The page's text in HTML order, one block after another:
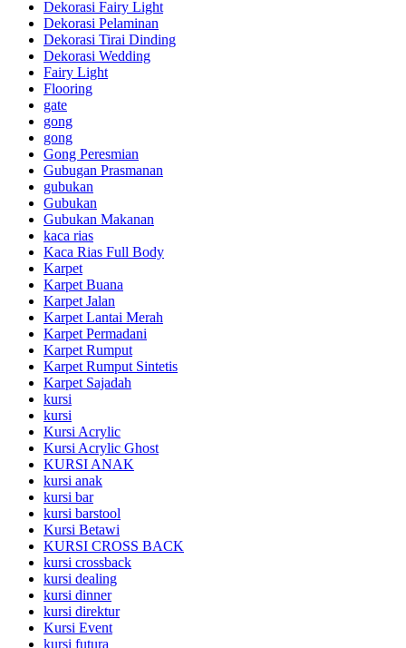
Dekorasi Fairy Light
Dekorasi Pelaminan
Dekorasi Tirai Dinding
Dekorasi Wedding
Fairy Light
Flooring
gate
gong
gong
Gong Peresmian
Gubugan Prasmanan
gubukan
Gubukan
Gubukan Makanan
kaca rias
Kaca Rias Full Body
Karpet
Karpet Buana
Karpet Jalan
Karpet Lantai Merah
Karpet Permadani
Karpet Rumput
Karpet Rumput Sintetis
Karpet Sajadah
kursi
kursi
Kursi Acrylic
Kursi Acrylic Ghost
KURSI ANAK
kursi anak
kursi bar
kursi barstool
Kursi Betawi
KURSI CROSS BACK
kursi crossback
kursi dealing
kursi dinner
kursi direktur
Kursi Event
kursi futura